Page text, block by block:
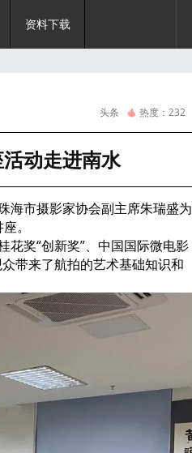
资料下载
头条 热度： 232
动走进南水
海市摄影家协会副主席朱瑞盛为
。
奖“创新奖”、中国国际微电影
带来了航拍的艺术基础知识和